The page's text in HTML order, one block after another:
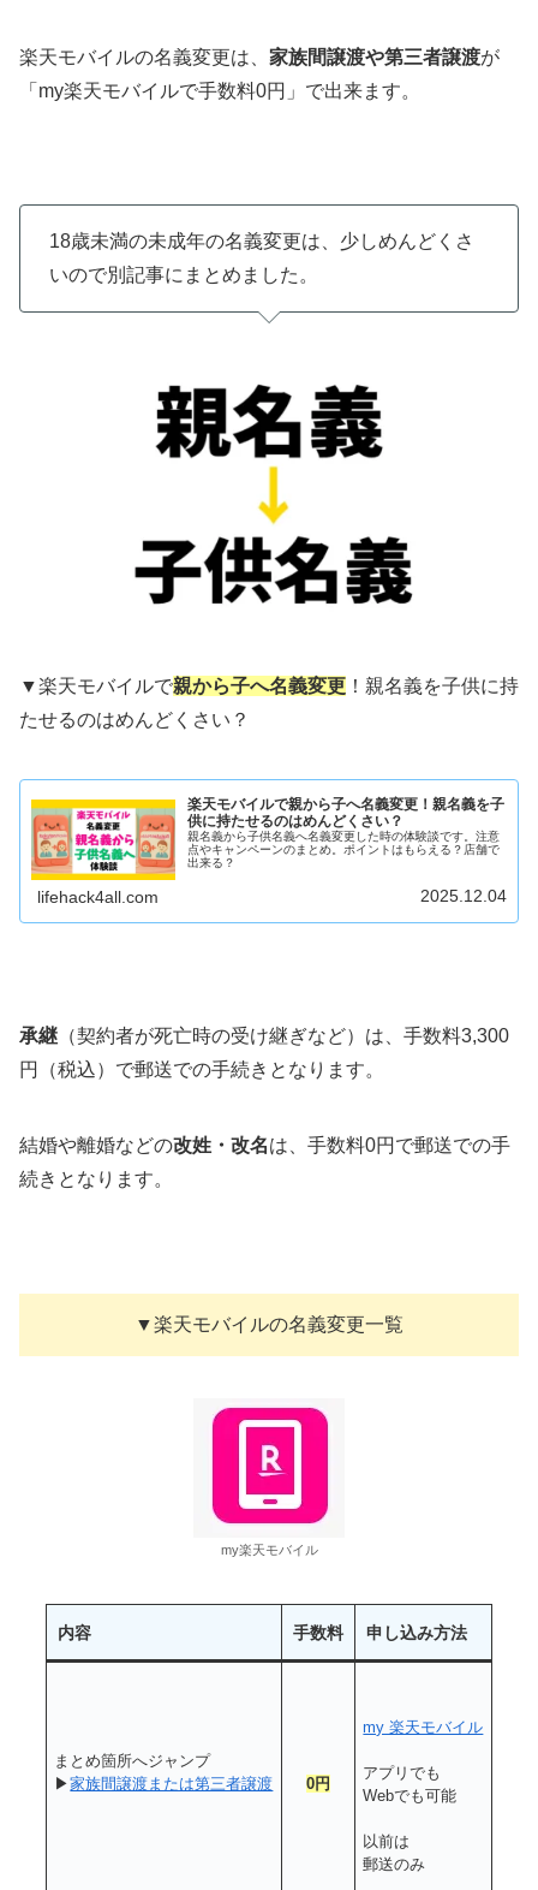
楽天モバイルの名義変更は、 家族間譲渡や第三者譲渡が
「my楽天モバイルで手数料0円」で出来ます。
18歳未満の未成年の名義変更は、少しめんどくさ
いので別記事にまとめました。
▼楽天モバイルで親から子へ名義変更 ！親名義を子供に持
たせるのはめんどくさい？
楽天モバイルで親から子へ名義変更！親名義を子
供に持たせるのはめんどくさい？
親名義から子供名義へ名義変更した時の体験談です。注意
点やキャンペーンのまとめ。ポイントはもらえる？店舗で
出来る？
lifehack4all.com 2025.12.04
承継 （契約者が死亡時の受け継ぎなど）は、手数料3,300
円（税込）で郵送での手続きとなります。
結婚や離婚などの改姓・改名は、手数料0円で郵送での手
続きとなります。
▼楽天モバイルの名義変更一覧
my楽天モバイル
内容 手数料 申し込み方法
まとめ箇所へジャンプ
▶家族間譲渡または第三者譲渡 0円
my 楽天モバイル
アプリでも
Webでも可能
以前は
郵送のみ